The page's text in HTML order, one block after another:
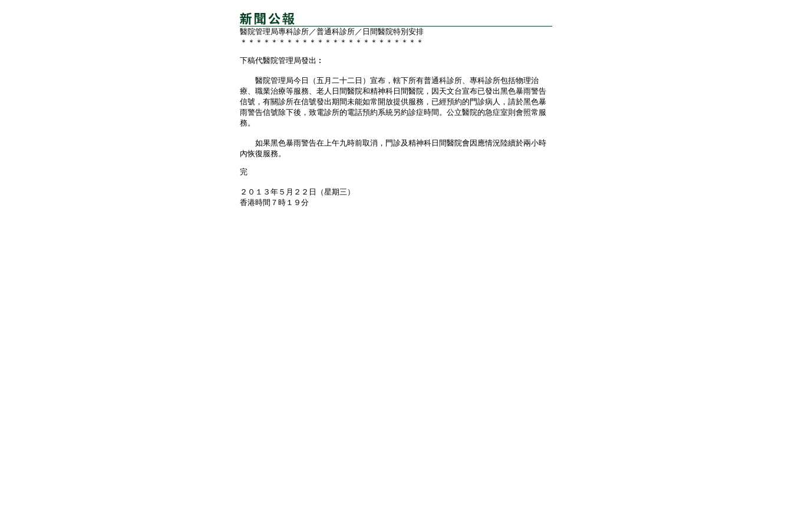
醫院管理局專科診所／普通科診所／日間醫院特別安排
＊＊＊＊＊＊＊＊＊＊＊＊＊＊＊＊＊＊＊＊＊＊＊＊
下稿代醫院管理局發出︰
醫院管理局今日（五月二十二日）宣布，轄下所有普通科診所、專科診所包括物理治
療、職業治療等服務、老人日間醫院和精神科日間醫院，因天文台宣布已發出黑色暴雨警告
信號，有關診所在信號發出期間未能如常開放提供服務，已經預約的門診病人，請於黑色暴
雨警告信號除下後，致電診所的電話預約系統另約診症時間。公立醫院的急症室則會照常服
務。
如果黑色暴雨警告在上午九時前取消，門診及精神科日間醫院會因應情況陸續於兩小時
內恢復服務。
完
２０１３年５月２２日（星期三）
香港時間７時１９分